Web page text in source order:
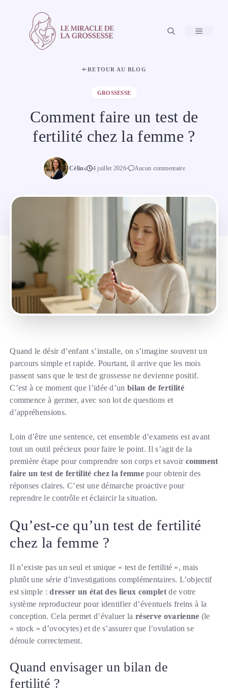
MENU
RETOUR AU BLOG
GROSSESSE
Comment faire un test de
fertilité chez la femme ?
Céline 4 juillet 2026 Aucun commentaire
Quand le désir d’enfant s’installe, on s’imagine souvent un
parcours simple et rapide. Pourtant, il arrive que les mois
passent sans que le test de grossesse ne devienne positif.
C’est à ce moment que l’idée d’unbilan de fertilité
commence à germer, avec son lot de questions et
d’appréhensions.
Loin d’être une sentence, cet ensemble d’examens est avant
tout un outil précieux pour faire le point. Il s’agit de la
première étape pour comprendre son corps et savoir comment
faire un test de fertilité chez la femme pour obtenir des
réponses claires. C’est une démarche proactive pour
reprendre le contrôle et éclaircir la situation.
Qu’est-ce qu’un test de fertilité
chez la femme ?
Il n’existe pas un seul et unique « test de fertilité », mais
plutôt une série d’investigations complémentaires. L’objectif
est simple :dresser un état des lieux completde votre
système reproducteur pour identifier d’éventuels freins à la
conception. Cela permet d’évaluer laréserve ovarienne (le
« stock » d’ovocytes) et de s’assurer que l’ovulation se
déroule correctement.
Quand envisager un bilan de
fertilité ?